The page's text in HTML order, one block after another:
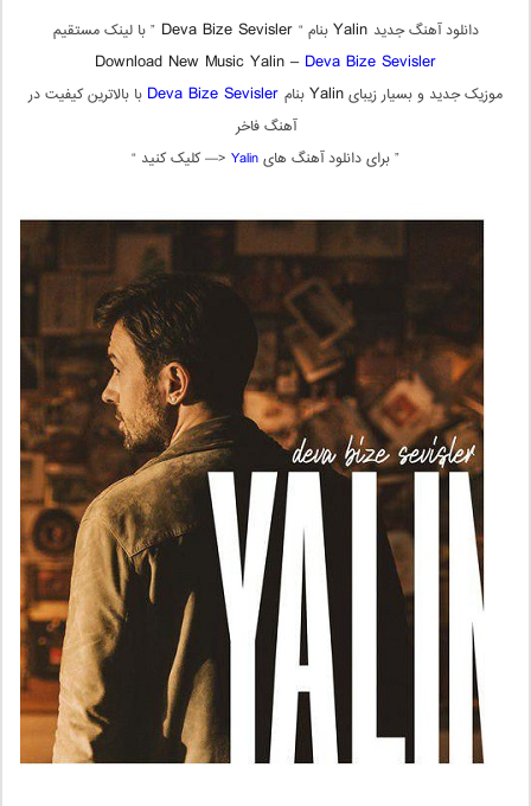
دانلود آهنگ جدید Yalin بنام “ Deva Bize Sevisler ” با لینک مستقیم
Download New Music Yalin – Deva Bize Sevisler
موزیک جدید و بسیار زیبایYalinبنام Deva Bize Sevisler با بالاترین کیفیت در
آهنگ فاخر
” برای دانلود آهنگ هایYalin <— کلیک کنید “